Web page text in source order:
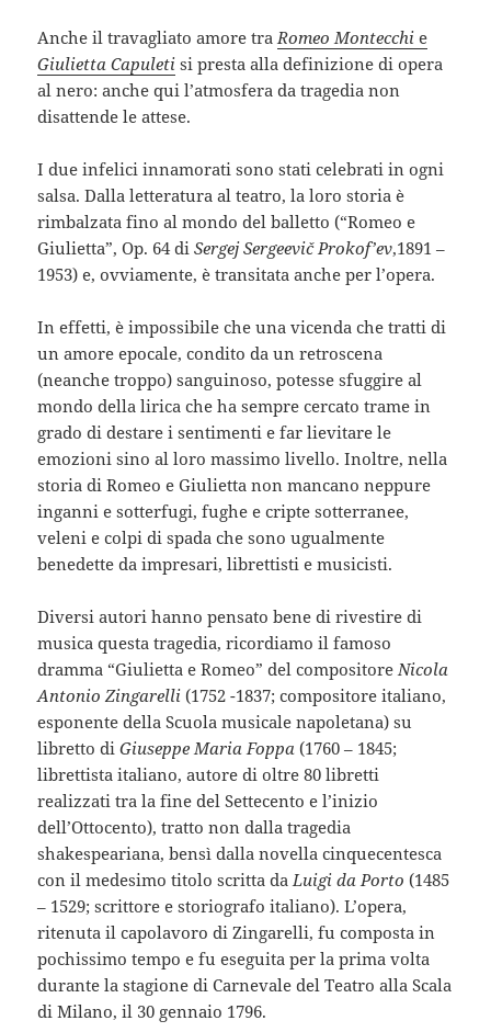
Anche il travagliato amore tra Romeo Montecchi e
Giulietta Capuleti si presta alla definizione di opera
al nero: anche qui l’atmosfera da tragedia non
disattende le attese.
I due infelici innamorati sono stati celebrati in ogni
salsa. Dalla letteratura al teatro, la loro storia è
rimbalzata fino al mondo del balletto (“Romeo e
Giulietta”, Op. 64 diSergej Sergeevič Prokof’ev,1891 –
1953) e, ovviamente, è transitata anche per l’opera.
In effetti, è impossibile che una vicenda che tratti di
un amore epocale, condito da un retroscena
(neanche troppo) sanguinoso, potesse sfuggire al
mondo della lirica che ha sempre cercato trame in
grado di destare i sentimenti e far lievitare le
emozioni sino al loro massimo livello. Inoltre, nella
storia di Romeo e Giulietta non mancano neppure
inganni e sotterfugi, fughe e cripte sotterranee,
veleni e colpi di spada che sono ugualmente
benedette da impresari, librettisti e musicisti.
Diversi autori hanno pensato bene di rivestire di
musica questa tragedia, ricordiamo il famoso
dramma “Giulietta e Romeo” del compositore Nicola
Antonio Zingarelli (1752 -1837; compositore italiano,
esponente della Scuola musicale napoletana) su
libretto diGiuseppe Maria Foppa (1760 – 1845;
librettista italiano, autore di oltre 80 libretti
realizzati tra la fine del Settecento e l’inizio
dell’Ottocento), tratto non dalla tragedia
shakespeariana, bensì dalla novella cinquecentesca
con il medesimo titolo scritta da Luigi da Porto (1485
– 1529; scrittore e storiografo italiano). L’opera,
ritenuta il capolavoro di Zingarelli, fu composta in
pochissimo tempo e fu eseguita per la prima volta
durante la stagione di Carnevale del Teatro alla Scala
di Milano, il 30 gennaio 1796.